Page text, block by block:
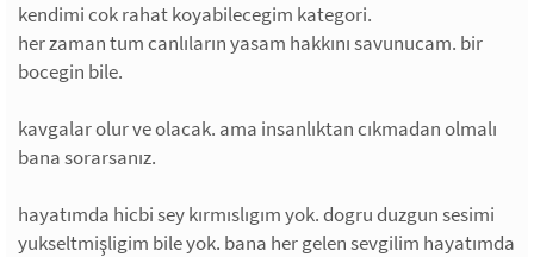
kendimi cok rahat koyabilecegim kategori.
her zaman tum canlıların yasam hakkını savunucam. bir
bocegin bile.
kavgalar olur ve olacak. ama insanlıktan cıkmadan olmalı
bana sorarsanız.
hayatımda hicbi sey kırmıslıgım yok. dogru duzgun sesimi
yukseltmişligim bile yok. bana her gelen sevgilim hayatımda